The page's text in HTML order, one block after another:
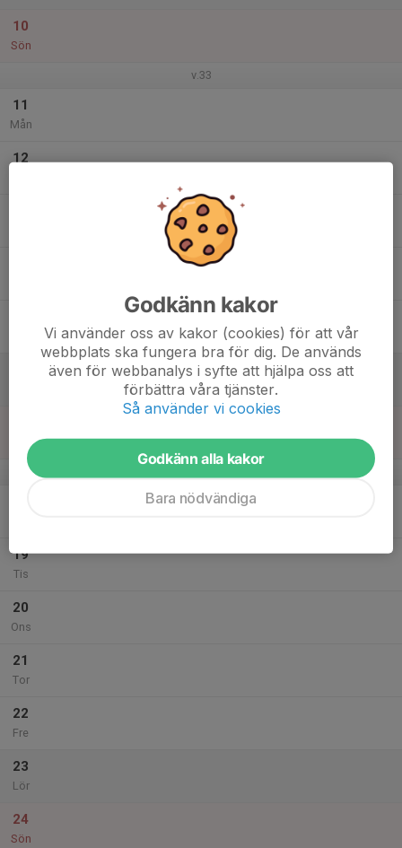
10
Sön
v.33
11
Mån
12
19
Tis
20
Ons
21
Tor
22
Fre
23
Lör
24
Sön
Godkänn kakor
Vi använder oss av kakor (cookies) för att vår
webbplats ska fungera bra för dig. De används
även för webbanalys i syfte att hjälpa oss att
förbättra våra tjänster.
Så använder vi cookies
Godkänn alla kakor
Bara nödvändiga